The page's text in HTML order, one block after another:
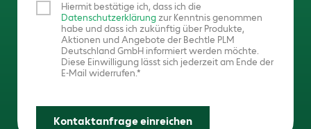
Hiermit bestätige ich, dass ich die
Datenschutzerklärungzur Kenntnis genommen
habe und dass ich zukünftig über Produkte,
Aktionen und Angebote der Bechtle PLM
Deutschland GmbH informiert werden möchte.
Diese Einwilligung lässt sich jederzeit am Ende der
E-Mail widerrufen.
Kontaktanfrage einreichen